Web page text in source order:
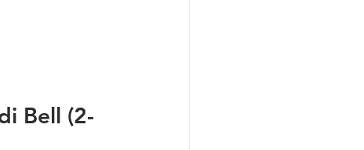
Bell (2-